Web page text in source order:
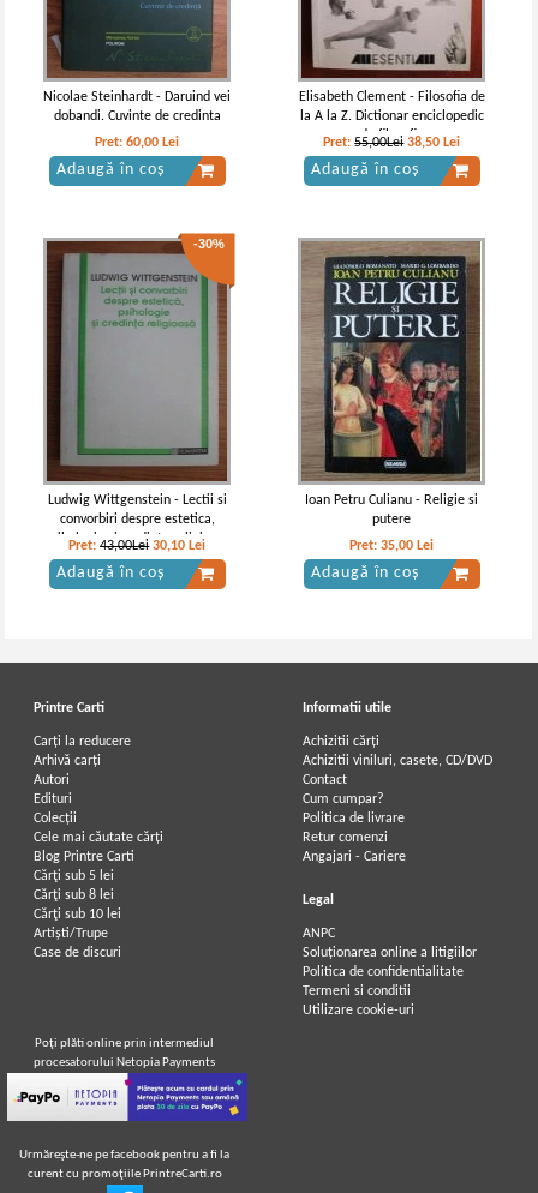
Nicolae Steinhardt - Daruind vei
dobandi. Cuvinte de credinta
Pret:60,00 Lei
Adaugă în coș
Elisabeth Clement - Filosofia de
la A la Z. Dictionar enciclopedic
de filosofie
Pret:55,00Lei 38,50 Lei
Adaugă în coș
-30%
Ludwig Wittgenstein - Lectii si
convorbiri despre estetica,
psihologie si credinta religioasa
Pret:43,00Lei 30,10 Lei
Adaugă în coș
Ioan Petru Culianu - Religie si
putere
Pret:35,00 Lei
Adaugă în coș
Printre Carti
Carți la reducere
Arhivă carți
Autori
Edituri
Colecții
Cele mai căutate cărți
Blog Printre Carti
Cărţi sub 5 lei
Cărţi sub 8 lei
Cărţi sub 10 lei
Artiști/Trupe
Case de discuri
Informatii utile
Achizitii cărți
Achizitii viniluri, casete, CD/DVD
Contact
Cum cumpar?
Politica de livrare
Retur comenzi
Angajari - Cariere
Legal
ANPC
Soluționarea online a litigiilor
Politica de confidentialitate
Termeni si conditii
Utilizare cookie-uri
Poţi plăti online prin intermediul
procesatorului Netopia Payments
Urmăreşte-ne pe facebook pentru a fi la
curent cu promoţiile PrintreCarti.ro